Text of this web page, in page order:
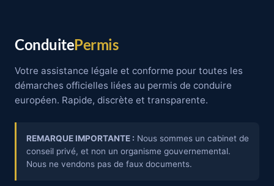
ConduitePermis
Votre assistance légale et conforme pour toutes les
démarches officielles liées au permis de conduire
européen. Rapide, discrète et transparente.
REMARQUE IMPORTANTE : Nous sommes un cabinet de
conseil privé, et non un organisme gouvernemental.
Nous ne vendons pas de faux documents.